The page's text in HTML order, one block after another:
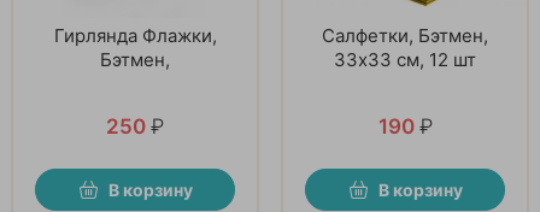
Гирлянда Флажки,
Бэтмен,
250 ₽
В корзину
Салфетки, Бэтмен,
33х33 см, 12 шт
190 ₽
В корзину